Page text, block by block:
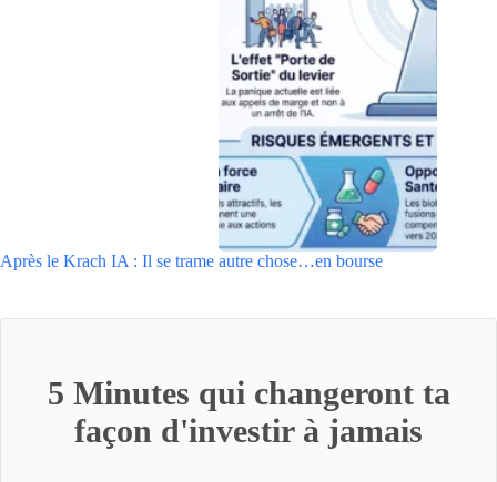
Après le Krach IA : Il se trame autre chose…en bourse
5 Minutes qui changeront ta
façon d'investir à jamais